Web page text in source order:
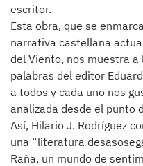
escritor.
Esta obra, que se
narrativa castellana
del Viento, nos muestra a
palabras del editor
a todos y cada uno nos
analizada desde el punto
Así, Hilario J. Rodríguez
una “literatura
Raña, un mundo de